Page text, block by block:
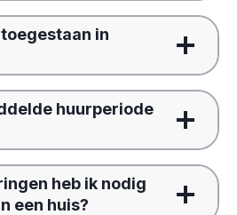
in
huurperiode
heb ik nodig
een huis?